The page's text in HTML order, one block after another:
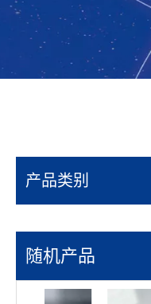
产品类别
随机产品